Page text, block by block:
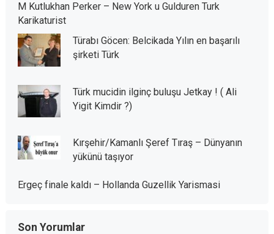
M Kutlukhan Perker – New York u Gulduren Turk
Karikaturist
Türabı Göcen: Belcikada Yılın en başarılı
şirketi Türk
Türk mucidin ilginç buluşu Jetkay ! ( Ali
Yigit Kimdir ?)
Kırşehir/Kamanlı Şeref Tıraş – Dünyanın
yükünü taşıyor
Ergeç finale kaldı – Hollanda Guzellik Yarismasi
Son Yorumlar